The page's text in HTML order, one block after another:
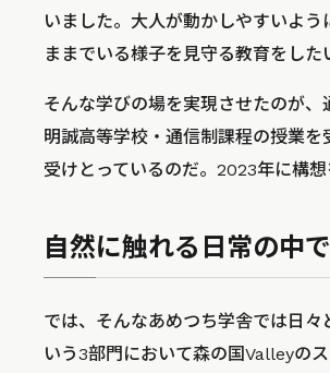
いました。大人が動かしやすいよ
ままでいる様子を見守る教育をした
そんな学びの場を実現させたのが
明誠高等学校・通信制課程の授業
受けとっているのだ。2023年に構
自然に触れる日常の中
では、そんなあめつち学舎では日
いう3部門において森の国Valleyの